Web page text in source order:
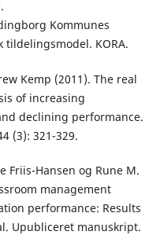
Kommunes
tildelingsmodel. KORA.
Kemp (2011). The real
of increasing
declining performance.
(3): 321-329.
Friis-Hansen og Rune M.
management
performance: Results
Upubliceret manuskript.